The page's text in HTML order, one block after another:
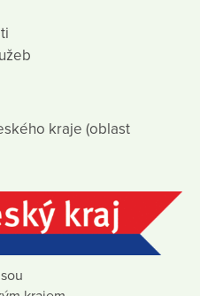
kraje (oblast